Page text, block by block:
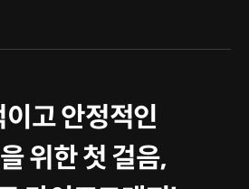
고 안정적인
위한 첫 걸음,